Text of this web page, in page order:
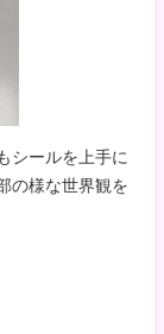
シールを上手に
の様な世界観を